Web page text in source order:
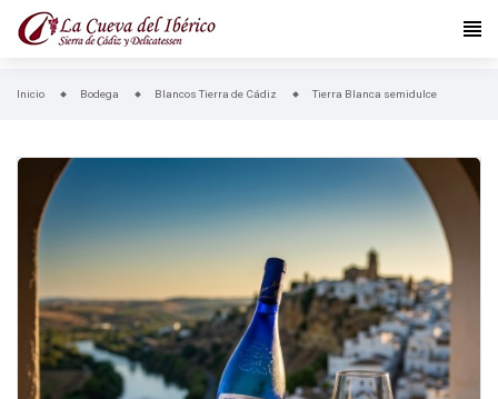
Inicio Bodega Blancos Tierra de Cádiz Tierra Blanca semidulce